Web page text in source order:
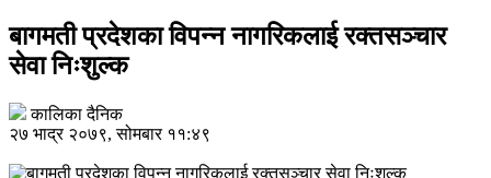
बागमती प्रदेशका विपन्न नागरिकलाई रक्तसञ्चार
सेवा निःशुल्क
कालिका दैनिक
२७ भाद्र २०७९, सोमबार ११:४९